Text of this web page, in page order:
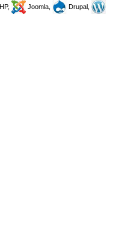
Joomla,
Drupal,